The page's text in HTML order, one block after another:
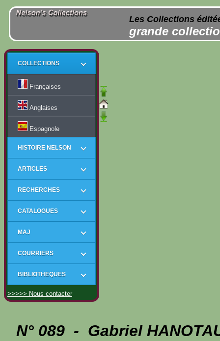
Les Collections
grande
COLLECTIONS
Françaises
Anglaises
Espagnole
HISTOIRE NELSON
ARTICLES
RECHERCHES
CATALOGUES
MAJ
COURRIERS
BIBLIOTHEQUES
>>>>> Nous contacter
N° 089 - Gabriel